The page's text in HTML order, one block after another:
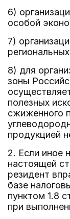
6)
особой
7)
8) для
зоны
полезных
сжиженного
продукцией
2. Если иное
настоящей
резидент
базе
пунктом 1.8
при